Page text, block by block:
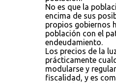
No es que la
encima de sus
propios gobiernos
población con el
endeudamiento.
Los precios de la
prácticamente
modularse y
fiscalidad, y es